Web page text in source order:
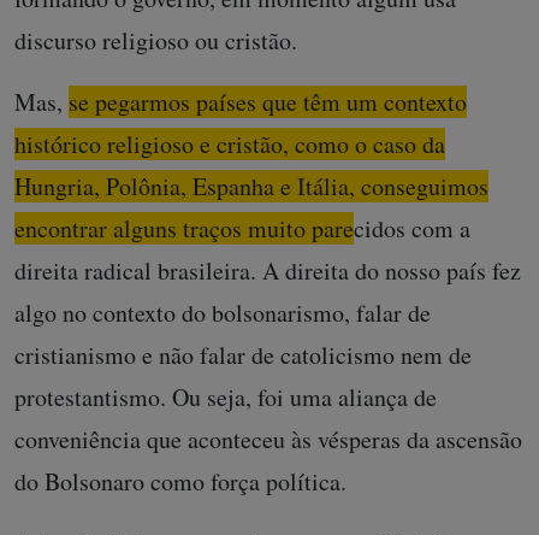
discurso religioso ou cristão.
Mas, se pegarmos países que têm um contexto
histórico religioso e cristão, como o caso da
Hungria, Polônia, Espanha e Itália, conseguimos
encontrar alguns traços muito parecidos com a
direita radical brasileira. A direita do nosso país fez
algo no contexto do bolsonarismo, falar de
cristianismo e não falar de catolicismo nem de
protestantismo. Ou seja, foi uma aliança de
conveniência que aconteceu às vésperas da ascensão
do Bolsonaro como força política.